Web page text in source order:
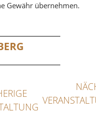
Gewähr übernehmen.